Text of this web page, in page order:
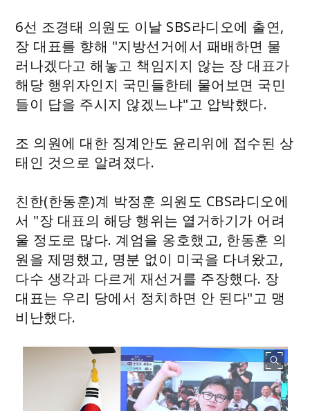
6선 조경태 의원도 이날 SBS라디오에 출연,
장 대표를 향해 "지방선거에서 패배하면 물
러나겠다고 해놓고 책임지지 않는 장 대표가
해당 행위자인지 국민들한테 물어보면 국민
들이 답을 주시지 않겠느냐"고 압박했다.
조 의원에 대한 징계안도 윤리위에 접수된 상
태인 것으로 알려졌다.
친한(한동훈)계 박정훈 의원도 CBS라디오에
서 "장 대표의 해당 행위는 열거하기가 어려
울 정도로 많다. 계엄을 옹호했고, 한동훈 의
원을 제명했고, 명분 없이 미국을 다녀왔고,
다수 생각과 다르게 재선거를 주장했다. 장
대표는 우리 당에서 정치하면 안 된다"고 맹
비난했다.